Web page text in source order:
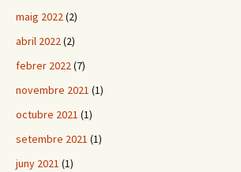
maig 2022(2)
abril 2022(2)
febrer 2022(7)
novembre 2021 (1)
octubre 2021 (1)
setembre 2021 (1)
juny 2021 (1)